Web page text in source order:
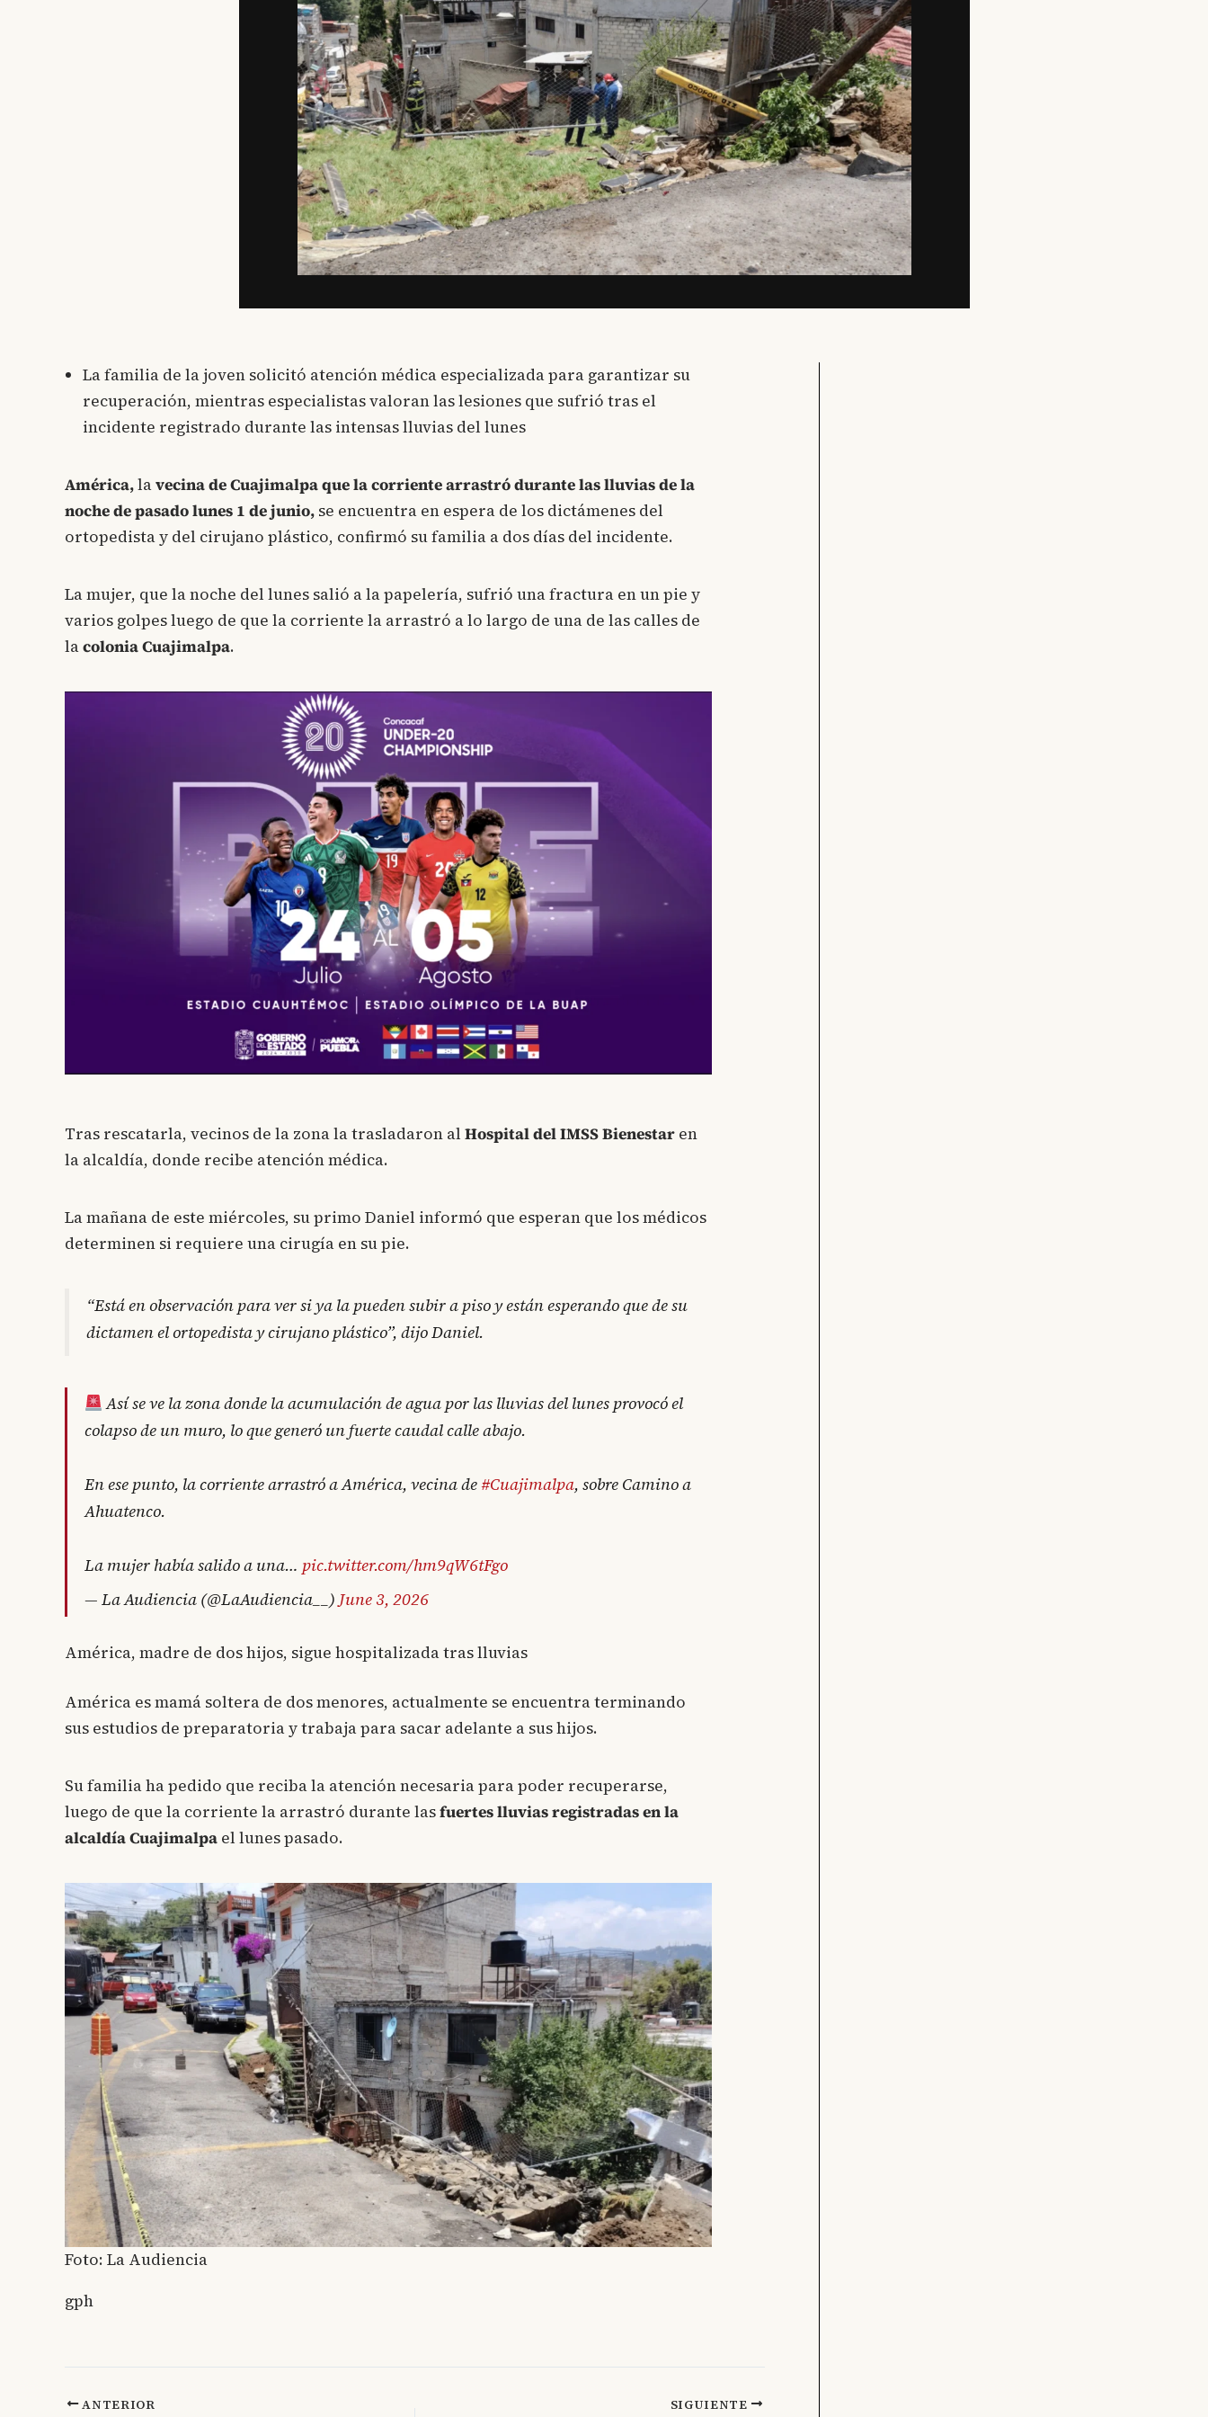
La familia de la joven solicitó atención médica especializada para garantizar su
recuperación, mientras especialistas valoran las lesiones que sufrió tras el
incidente registrado durante las intensas lluvias del lunes
América,lavecina de Cuajimalpa que la corriente arrastró durante las lluvias de la
noche de pasado lunes 1 de junio, se encuentra en espera de los dictámenes del
ortopedista y del cirujano plástico, confirmó su familia a dos días del incidente.
La mujer, que la noche del lunes salió a la papelería, sufrió una fractura en un pie y
varios golpes luego de que la corriente la arrastró a lo largo de una de las calles de
lacolonia Cuajimalpa.
Tras rescatarla, vecinos de la zona la trasladaron al Hospital del IMSS Bienestar en
la alcaldía, donde recibe atención médica.
La mañana de este miércoles, su primo Daniel informó que esperan que los médicos
determinen si requiere una cirugía en su pie.
“Está en observación para ver si ya la pueden subir a piso y están esperando que de su
dictamen el ortopedista y cirujano plástico”, dijo Daniel.
Así se ve la zona donde la acumulación de agua por las lluvias del lunes provocó el
colapso de un muro, lo que generó un fuerte caudal calle abajo.
En ese punto, la corriente arrastró a América, vecina de#Cuajimalpa, sobre Camino a
Ahuatenco.
La mujer había salido a una… pic.twitter.com/hm9qW6tFgo
— La Audiencia (@LaAudiencia__) June 3, 2026
América, madre de dos hijos, sigue hospitalizada tras lluvias
América es mamá soltera de dos menores, actualmente se encuentra terminando
sus estudios de preparatoria y trabaja para sacar adelante a sus hijos.
Su familia ha pedido que reciba la atención necesaria para poder recuperarse,
luego de que la corriente la arrastró durante lasfuertes lluvias registradas en la
alcaldía Cuajimalpa el lunes pasado.
Foto: La Audiencia
gph
ANTERIOR SIGUIENTE